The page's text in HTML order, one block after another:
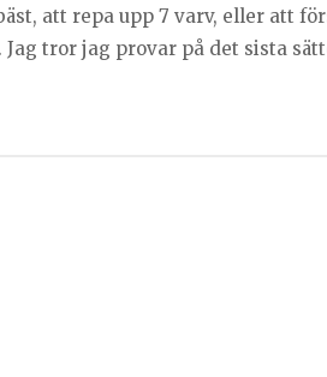
att repa upp 7 varv, eller att
tror jag provar på det sista